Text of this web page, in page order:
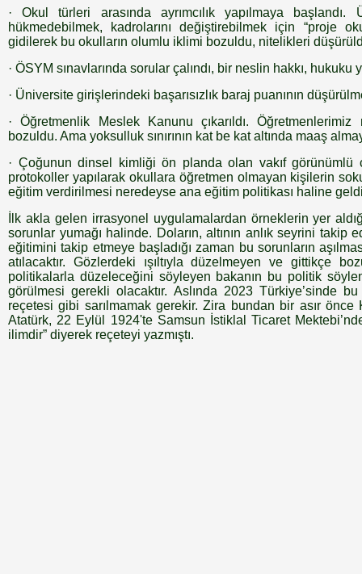
· Okul türleri arasında ayrımcılık yapılmaya başlandı.
hükmedebilmek, kadrolarını değiştirebilmek için “proje
gidilerek bu okulların olumlu iklimi bozuldu, nitelikleri
· ÖSYM sınavlarında sorular çalındı, bir neslin hakkı, hukuku
· Üniversite girişlerindeki başarısızlık baraj puanının
· Öğretmenlik Meslek Kanunu çıkarıldı. Öğretmenlerimiz
bozuldu. Ama yoksulluk sınırının kat be kat altında maaş
· Çoğunun dinsel kimliği ön planda olan vakıf görünümlü
protokoller yapılarak okullara öğretmen olmayan kişilerin
eğitim verdirilmesi neredeyse ana eğitim politikası haline
İlk akla gelen irrasyonel uygulamalardan örneklerin yer
sorunlar yumağı halinde. Doların, altının anlık seyrini takip
eğitimini takip etmeye başladığı zaman bu sorunların
atılacaktır. Gözlerdeki ışıltıyla düzelmeyen ve gittikçe
politikalarla düzeleceğini söyleyen bakanın bu politik
görülmesi gerekli olacaktır. Aslında 2023 Türkiye’sinde
reçetesi gibi sarılmamak gerekir. Zira bundan bir asır önce
Atatürk, 22 Eylül 1924'te Samsun İstiklal Ticaret
ilimdir” diyerek reçeteyi yazmıştı.